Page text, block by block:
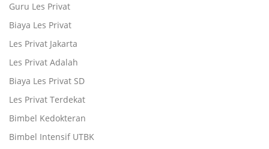
Guru Les Privat
Biaya Les Privat
Les Privat Jakarta
Les Privat Adalah
Biaya Les Privat SD
Les Privat Terdekat
Bimbel Kedokteran
Bimbel Intensif UTBK